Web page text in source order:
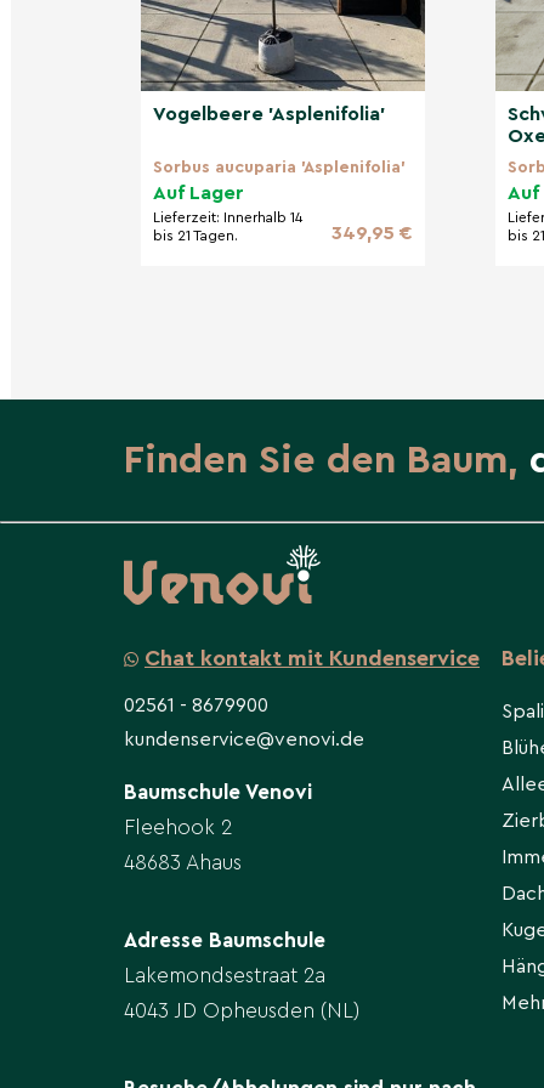
Vogelbeere 'Asplenifolia'
Sorbus aucuparia 'Asplenifolia'
Auf Lager
Lieferzeit: Innerhalb 14
bis 21 Tagen.
349,95 €
Auf
bis
Finden Sie den Baum,
Chat kontakt mit Kundenservice
02561 - 8679900
kundenservice@venovi.de
Baumschule Venovi
Fleehook 2
48683 Ahaus
Adresse Baumschule
Lakemondsestraat 2a
4043 JD Opheusden (NL)